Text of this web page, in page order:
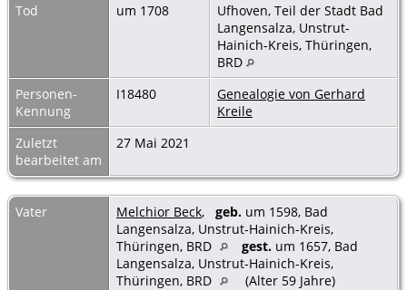
Tod
um 1708
Ufhoven, Teil der Stadt Bad
Langensalza, Unstrut-
Hainich-Kreis, Thüringen,
BRD
Personen-
Kennung
I18480
Genealogie von Gerhard
Kreile
Zuletzt
bearbeitet am
27 Mai 2021
Vater Melchior Beck, geb. um 1598, Bad
Langensalza, Unstrut-Hainich-Kreis,
Thüringen, BRD
gest. um 1657, Bad
Langensalza, Unstrut-Hainich-Kreis,
Thüringen, BRD
(Alter 59 Jahre)